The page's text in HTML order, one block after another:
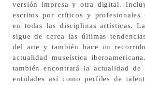
versión impresa y otra digital.
escritos por críticos y profesionales
en todas las disciplinas artísticas.
sigue de cerca las últimas
del arte y también hace un
actualidad museística
también encontrará la actualidad de
entidades así como perfiles de